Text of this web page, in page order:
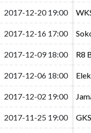
2017-12-20 19:00
2017-12-16 17:00
2017-12-09 18:00 R8
2017-12-06 18:00
2017-12-02 19:00
2017-11-25 19:00
2017-12-20 19:00
2017-12-16 17:00
2017-12-09 18:00 R8
2017-12-06 18:00
2017-12-02 19:00
2017-11-25 19:00